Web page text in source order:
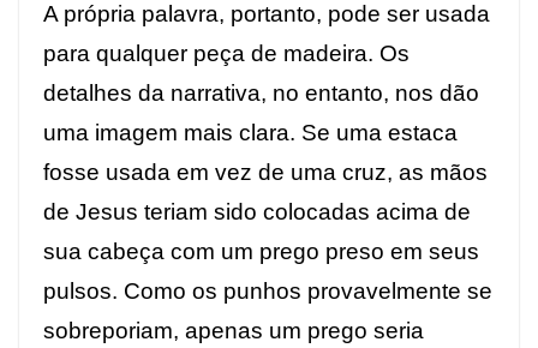
A própria palavra, portanto, pode ser usada
para qualquer peça de madeira. Os
detalhes da narrativa, no entanto, nos dão
uma imagem mais clara. Se uma estaca
fosse usada em vez de uma cruz, as mãos
de Jesus teriam sido colocadas acima de
sua cabeça com um prego preso em seus
pulsos. Como os punhos provavelmente se
sobreporiam, apenas um prego seria